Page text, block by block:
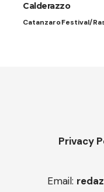
Calderazzo
CatanzaroFestival/
Privacy
Email: